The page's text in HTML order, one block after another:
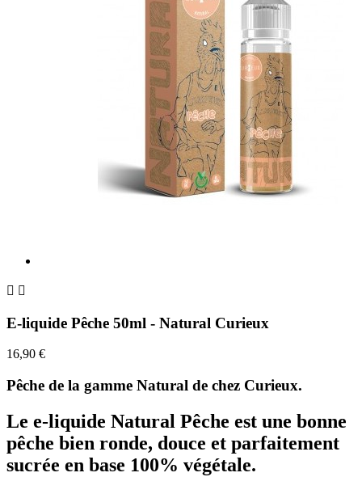
 
E-liquide Pêche 50ml - Natural Curieux
16,90 €
Pêche de la gamme Natural de chez Curieux.
Le e-liquide Natural Pêche est une bonne
pêche bien ronde, douce et parfaitement
sucrée en base 100% végétale.